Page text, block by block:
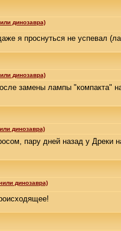
динозавра)
я проснуться не успевал
динозавра)
замены лампы "компакта"
динозавра)
пару дней назад у Дреки
динозавра)